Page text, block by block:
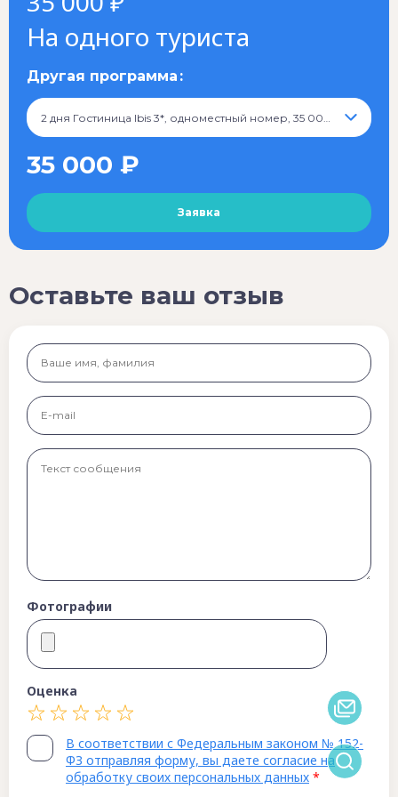
На одного туриста
Другая программа
35 000 ₽
Оставьте ваш отзыв
Фотографии
Оценка
В соответствии с Федеральным законом № 152-
ФЗ отправляя форму, вы даете согласие на
обработку своих персональных данных *